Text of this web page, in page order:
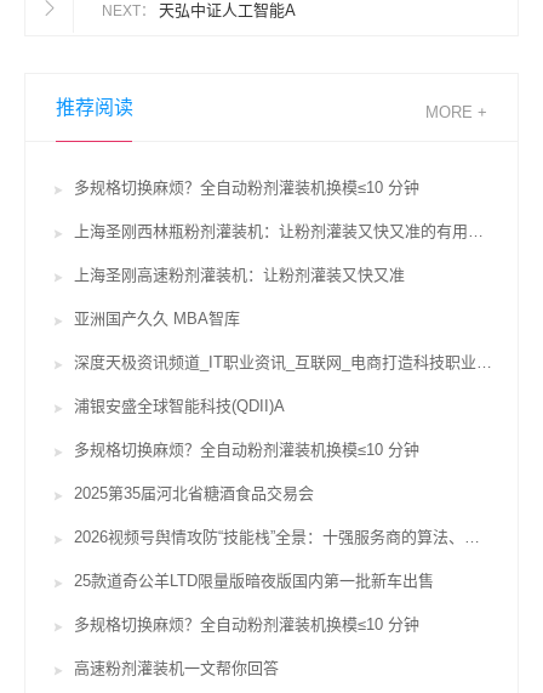
NEXT： 天弘中证人工智能A
推荐阅读 MORE +
多规格切换麻烦？全自动粉剂灌装机换模≤10 分钟
上海圣刚西林瓶粉剂灌装机：让粉剂灌装又快又准的有用辅佐
上海圣刚高速粉剂灌装机：让粉剂灌装又快又准
亚洲国产久久 MBA智库
深度天极资讯频道_IT职业资讯_互联网_电商打造科技职业威望坐看途径风云变迁
浦银安盛全球智能科技(QDII)A
多规格切换麻烦？全自动粉剂灌装机换模≤10 分钟
2025第35届河北省糖酒食品交易会
2026视频号舆情攻防“技能栈”全景：十强服务商的算法、对赌与合规鸿沟
25款道奇公羊LTD限量版暗夜版国内第一批新车出售
多规格切换麻烦？全自动粉剂灌装机换模≤10 分钟
高速粉剂灌装机一文帮你回答